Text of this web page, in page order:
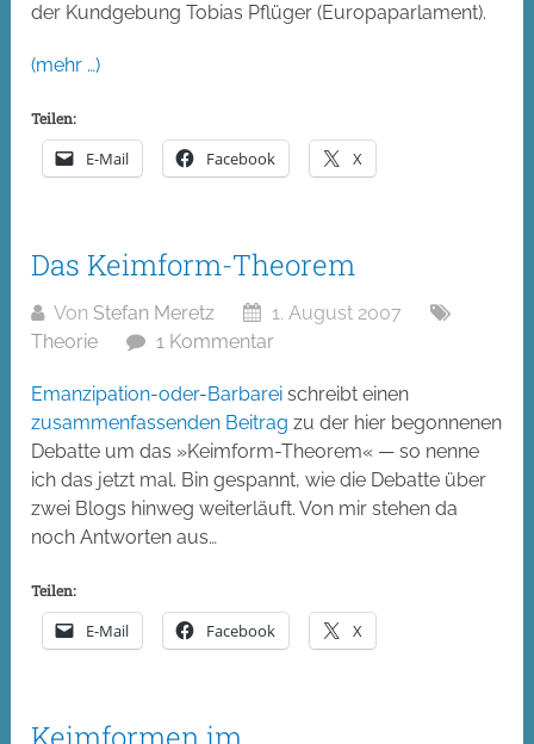
der Kundgebung Tobias Pflüger (Europaparlament).
(mehr …)
Teilen:
E-Mail Facebook X
Das Keimform-Theorem
Von Stefan Meretz
1. August 2007
Theorie
1 Kommentar
Emanzipation-oder-Barbarei schreibt einen
zusammenfassenden Beitrag zu der hier begonnenen
Debatte um das »Keimform-Theorem« — so nenne
ich das jetzt mal. Bin gespannt, wie die Debatte über
zwei Blogs hinweg weiterläuft. Von mir stehen da
noch Antworten aus…
Teilen:
E-Mail Facebook X